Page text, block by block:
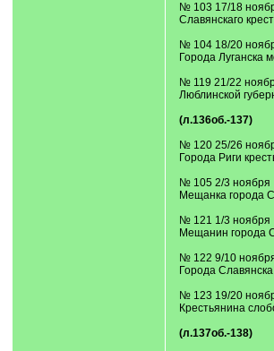
№ 103 17/18
Славянскаго
№ 104 18/20
Города
№ 119 21/22
Люблинской
(л.136об.-137)
№ 120 25/26
Города Риги
№ 105 2/3 ноября
Мещанка города
№ 121 1/3 ноября
Мещанин города
№ 122 9/10
Города
№ 123 19/20
Крестьянина
(л.137об.-138)